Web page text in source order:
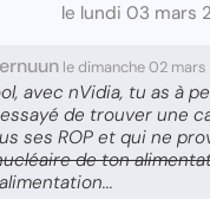
le lundi 03 mars
le dimanche 02 mars
avec nVidia, tu as à
essayé de trouver une
ses ROP et qui ne
de ton